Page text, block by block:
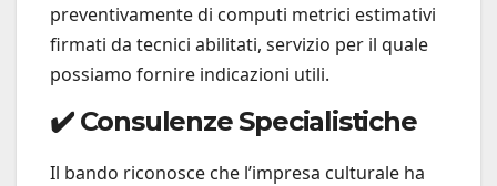
preventivamente di computi metrici estimativi
firmati da tecnici abilitati, servizio per il quale
possiamo fornire indicazioni utili.
✔️ Consulenze Specialistiche
Il bando riconosce che l’impresa culturale ha